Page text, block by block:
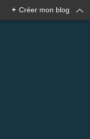
+ Créer mon blog